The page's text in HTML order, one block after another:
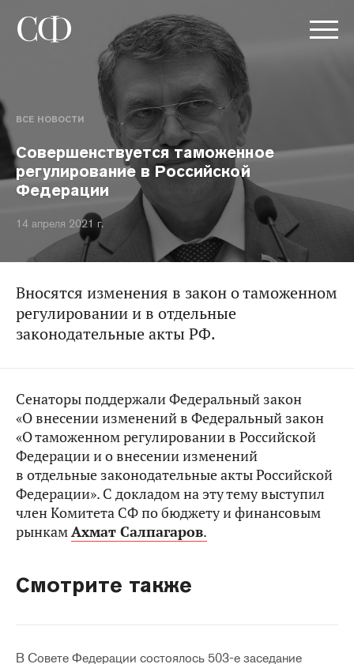
ВСЕ НОВОСТИ
Совершенствуется таможенное
регулирование в Российской
Федерации
14 апреля 2021 г.
Вносятся изменения в закон о таможенном
регулировании и в отдельные
законодательные акты РФ.
Сенаторы поддержали Федеральный закон
«О внесении изменений в Федеральный закон
«О таможенном регулировании в Российской
Федерации и о внесении изменений
в отдельные законодательные акты Российской
Федерации». С докладом на эту тему выступил
член Комитета СФ по бюджету и финансовым
рынкамАхмат Салпагаров.
Смотрите также
В Совете Федерации состоялось 503-е заседание